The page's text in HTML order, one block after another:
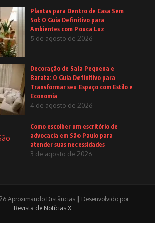
Plantas para Dentro de Casa Sem
Sol: O Guia Definitivo para
Ambientes com Pouca Luz
5 de agosto de 2026
Decoração de Sala Pequena e
Barata: O Guia Definitivo para
Transformar seu Espaço com Estilo e
Economia
4 de agosto de 2026
Como escolher um escritório de
advocacia em São Paulo para
atender suas necessidades
3 de agosto de 2026
Aproximando Distâncias | Desenvolvido por
Revista de Notícias X